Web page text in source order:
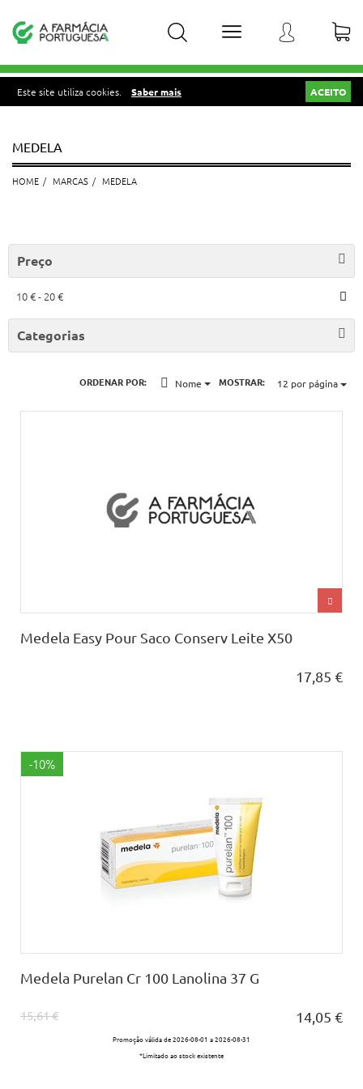
Este site utiliza cookies. Saber mais ACEITO
MEDELA
HOME MARCAS MEDELA
Preço
10 € - 20 €
Categorias
ORDENAR POR: Nome MOSTRAR: 12 por página
Medela Easy Pour Saco Conserv Leite X50
17,85 €
-10%
Medela Purelan Cr 100 Lanolina 37 G
14,05 €
15,61 €
Promoção válida de 2026-08-01 a 2026-08-31
*Limitado ao stock existente